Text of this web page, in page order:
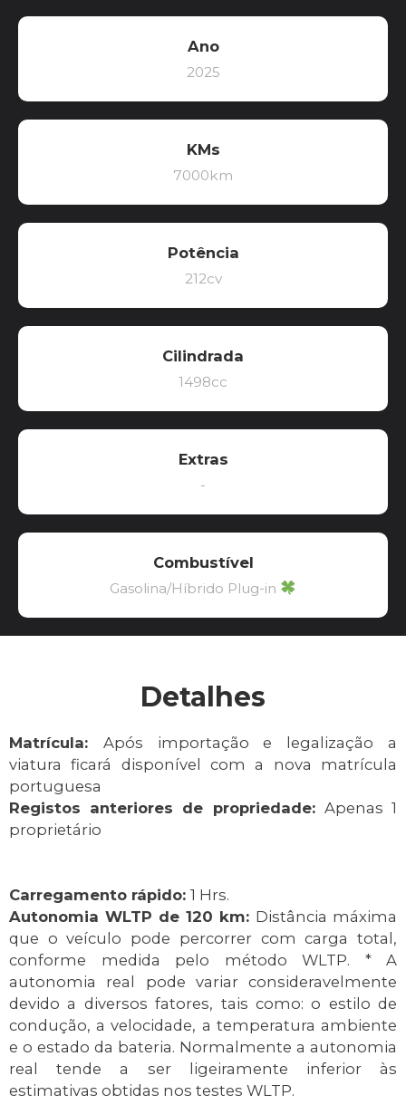
Ano
2025
KMs
7000km
Potência
212cv
Cilindrada
1498cc
Extras
-
Combustível
Gasolina/Híbrido Plug-in
Detalhes
Matrícula: Após importação e legalização a
viatura ficará disponível com a nova matrícula
portuguesa
Registos anteriores de propriedade: Apenas 1
proprietário
Carregamento rápido: 1 Hrs.
Autonomia WLTP de 120 km: Distância máxima
que o veículo pode percorrer com carga total,
conforme medida pelo método WLTP. * A
autonomia real pode variar consideravelmente
devido a diversos fatores, tais como: o estilo de
condução, a velocidade, a temperatura ambiente
e o estado da bateria. Normalmente a autonomia
real tende a ser ligeiramente inferior às
estimativas obtidas nos testes WLTP.